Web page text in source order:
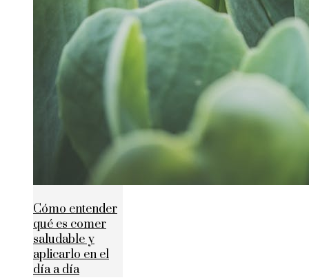
Cómo entender
qué es comer
saludable y
aplicarlo en el
día a día